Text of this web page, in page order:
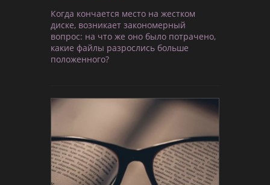
Когда кончается место на жестком
диске, возникает закономерный
вопрос: на что же оно было потрачено,
какие файлы разрослись больше
положенного?